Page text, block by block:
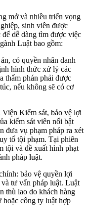
mở và nhiều triển vọng
sinh viên được
dễ dàng tìm được việc
Luật bao gồm:
có quyền nhân danh
hình thức xử lý các
thẩm phán phải được
nếu không sẽ có cơ
Kiểm sát, bảo vệ lợi
kiểm sát viên nổi bật
đưa vụ phạm pháp ra xét
tố tội phạm. Tại phiên
tội và đề xuất hình phạt
pháp luật.
bảo vệ quyền lợi
tư vấn pháp luật. Luật
thù lao do khách hàng
hoặc công ty luật hợp